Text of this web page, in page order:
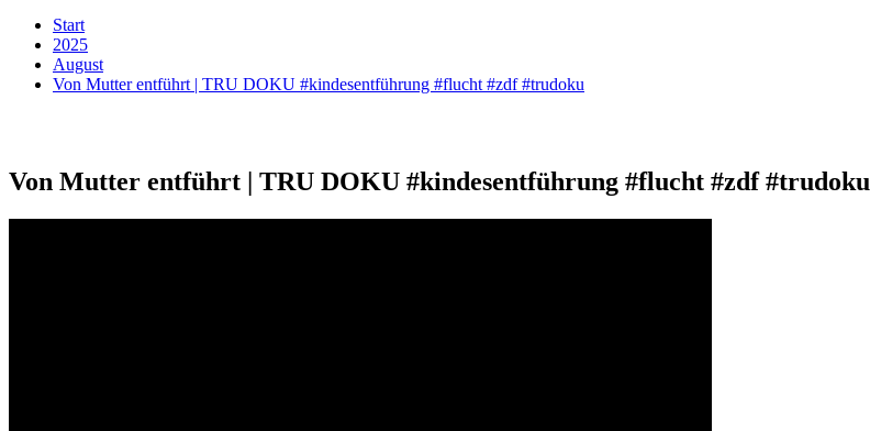
Start
2025
August
Von Mutter entführt | TRU DOKU #kindesentführung #flucht #zdf #trudoku
Von Mutter entführt | TRU DOKU #kindesentführung #flucht #zdf #trudoku